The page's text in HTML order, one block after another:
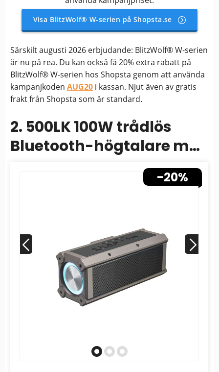
Visa BlitzWolf® W-serien på Shopsta.se
Särskilt augusti 2026 erbjudande: BlitzWolf® W-serien
är nu på rea. Du kan också få 20% extra rabatt på
BlitzWolf® W-serien hos Shopsta genom att använda
kampanjkodenAUG20 i kassan. Njut även av gratis
frakt från Shopsta som är standard.
2. 500LK 100W trådlös
Bluetooth-högtalare med
-20%